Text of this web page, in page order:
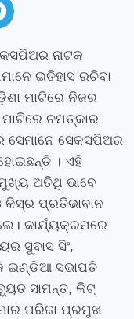
ନାଟକ
ଇତିହାସ ରଚିବା
ମାଟିରେ ନିଜର
ଚମତ୍କାର
ସେମାନେ ସେକସପିଅର
। ଏହି
ମୁଖ୍ୟ ଅତିଥି ଭାବେ
ପ୍ରତିଭାବାନ
କାର୍ଯ୍ୟକ୍ରମରେ
ସୁବାସ ସିଂ,
ଇଣ୍ଡିଆ ସଭାପତି
ସାମନ୍ତ, କିଟ୍
ପରିଜା ପ୍ରମୁଖ